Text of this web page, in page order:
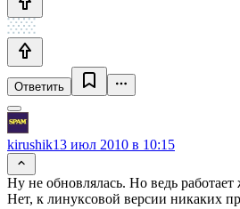
Ответить
kirushik13 июл 2010 в 10:15
Ну не обновлялась. Но ведь
Нет, к линуксовой версии никаких